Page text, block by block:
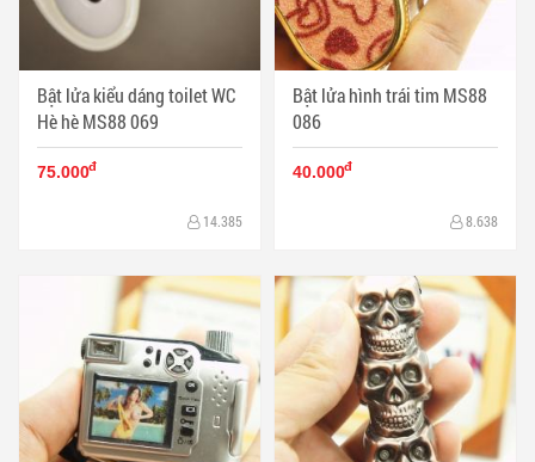
Bật lửa kiểu dáng toilet WC
Hè hè MS88 069
75.000đ
14.385
Bật lửa hình trái tim MS88
086
40.000đ
8.638